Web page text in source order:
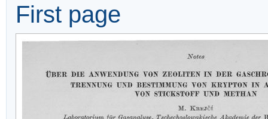
First page